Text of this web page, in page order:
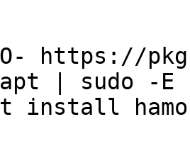
https://
| sudo -E
install